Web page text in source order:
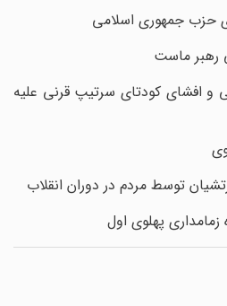
جمهوری­ اسلامی
ماست
افشای کودتای سرتیپ قرنی علیه
توسط مردم در دوران انقلاب
پهلوی اول